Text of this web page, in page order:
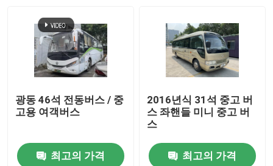
광동 46석 전동버스 / 중
고용 여객버스
최고의 가격
2016년식 31석 중고 버
스 좌핸들 미니 중고 버
스
최고의 가격